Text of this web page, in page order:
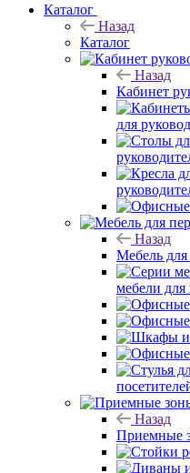
Каталог
Назад
Каталог
Назад
Кабинет
для
Назад
Мебель для
мебели для
Назад
Приемные